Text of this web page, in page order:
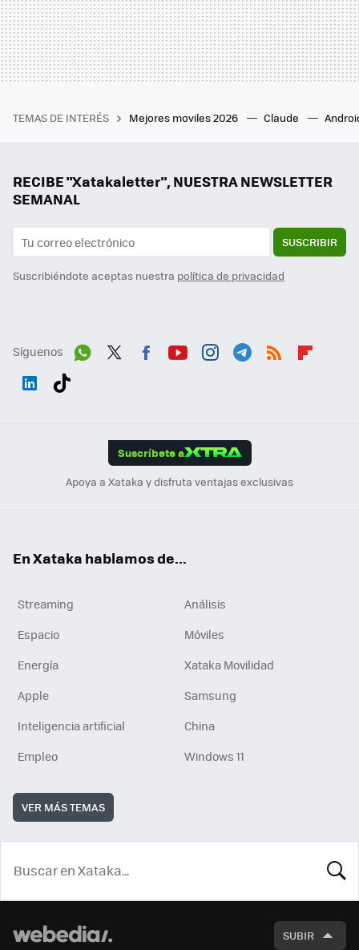
TEMAS DE INTERÉS Mejores moviles 2026 Claude
RECIBE "Xatakaletter", NUESTRA NEWSLETTER
SEMANAL
SUSCRIBIR
Suscribiéndote aceptas nuestra política de privacidad
Síguenos
Suscríbete a
Apoya a Xataka y disfruta ventajas exclusivas
En Xataka hablamos de...
Streaming
Análisis
Espacio
Móviles
Energía
Xataka Movilidad
Apple
Samsung
Inteligencia artificial
China
Empleo
Windows 11
VER MÁS TEMAS
SUBIR